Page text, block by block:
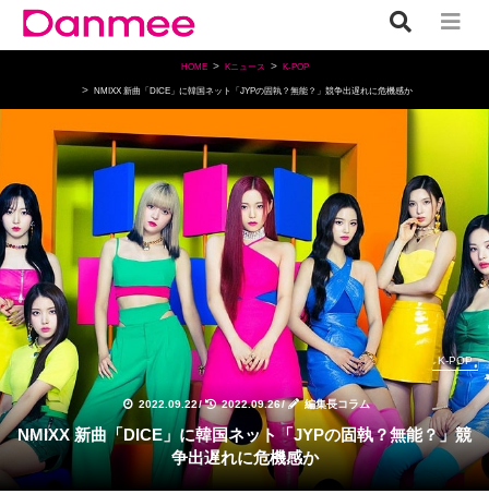
HOME Kニュース K-POP
NMIXX 新曲「DICE」に韓国ネット「JYPの固執？無能？」競争出遅れに危機感か
2022.09.22/ 2022.09.26/ 編集長コラム
K-POP
NMIXX 新曲「DICE」に韓国ネット「JYPの固執？無能？」競
争出遅れに危機感か